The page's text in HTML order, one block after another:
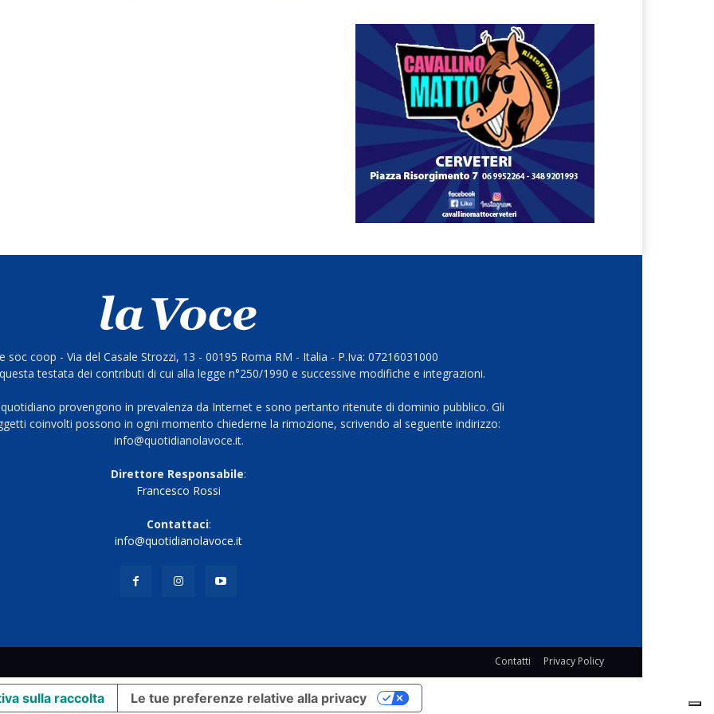
soc coop - Via del Casale Strozzi, 13 - 00195 Roma RM - Italia - P.Iva: 07216031000
testata dei contributi di cui alla legge n°250/1990 e successive modifiche e integrazioni.
provengono in prevalenza da Internet e sono pertanto ritenute di dominio pubblico. Gli
coinvolti possono in ogni momento chiederne la rimozione, scrivendo al seguente indirizzo:
info@quotidianolavoce.it.
Direttore Responsabile:
Francesco Rossi
Contattaci:
info@quotidianolavoce.it
Contatti Privacy Policy
sulla raccolta Le tue preferenze relative alla privacy